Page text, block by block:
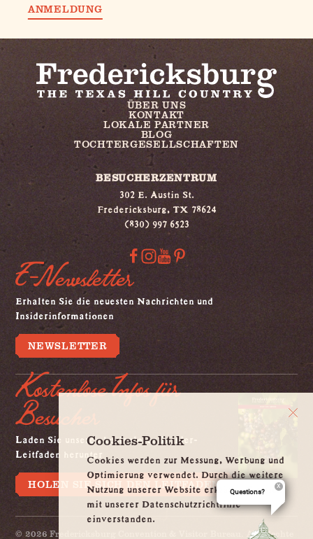
ANMELDUNG
ÜBER UNS
KONTAKT
LOKALE PARTNER
BLOG
TOCHTERGESELLSCHAFTEN
BESUCHERZENTRUM
302 E. Austin St.
Fredericksburg, TX 78624
(830) 997 6523
E-Newsletter
Erhalten Sie die neuesten Nachrichten und
Insiderinformationen
NEWSLETTER
Kostenlose Infos für
Besucher
Laden Sie unseren kostenlosen Insider-
Leitfaden herunter
HOLEN SIE SICH DEN LEITFADEN
© 2026 Fredericksburg Convention & Visitor Bureau. Alle Rechte
Cookies-Politik
Cookies werden zur Messung, Werbung und
Optimierung verwendet. Durch die weitere
Nutzung unserer Website erklären Sie sich
mit unserer Datenschutzrichtlinie
einverstanden.
Questions?